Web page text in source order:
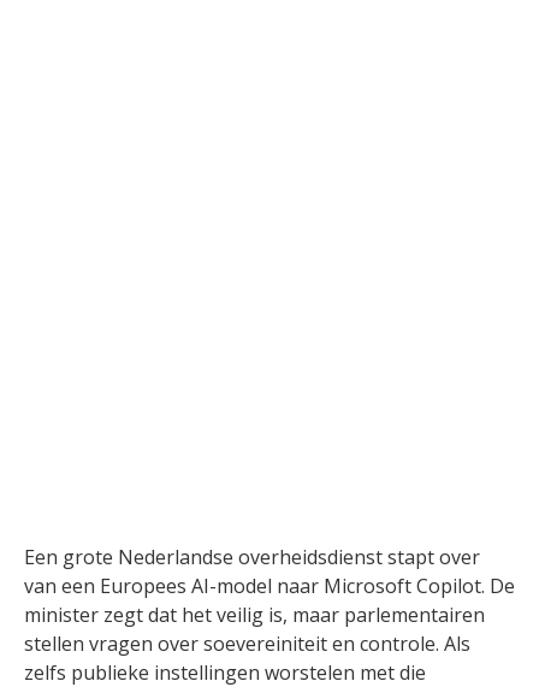
Een grote Nederlandse overheidsdienst stapt over
van een Europees AI-model naar Microsoft Copilot. De
minister zegt dat het veilig is, maar parlementairen
stellen vragen over soevereiniteit en controle. Als
zelfs publieke instellingen worstelen met die